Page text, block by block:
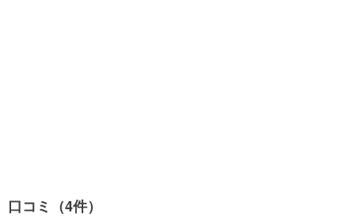
口コミ（4件）